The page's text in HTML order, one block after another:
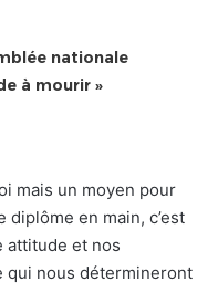
nationale
à mourir »
mais un moyen pour
en main, c’est
attitude et nos
qui nous détermineront